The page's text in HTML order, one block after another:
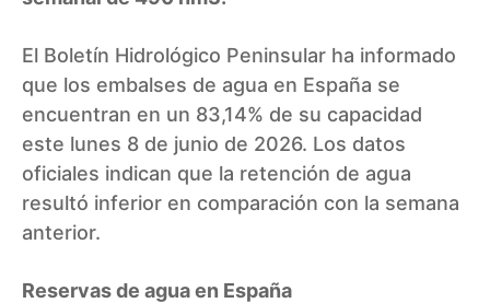
El Boletín Hidrológico Peninsular ha informado
que los embalses de agua en España se
encuentran en un 83,14% de su capacidad
este lunes 8 de junio de 2026. Los datos
oficiales indican que la retención de agua
resultó inferior en comparación con la semana
anterior.
Reservas de agua en España